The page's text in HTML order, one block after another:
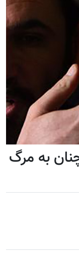
به مرگ